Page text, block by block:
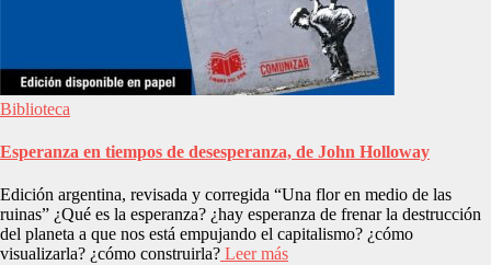
Biblioteca
Esperanza en tiempos de desesperanza, de John Holloway
Edición argentina, revisada y corregida “Una flor en medio de las
ruinas” ¿Qué es la esperanza? ¿hay esperanza de frenar la destrucción
del planeta a que nos está empujando el capitalismo? ¿cómo
visualizarla? ¿cómo construirla? Leer más